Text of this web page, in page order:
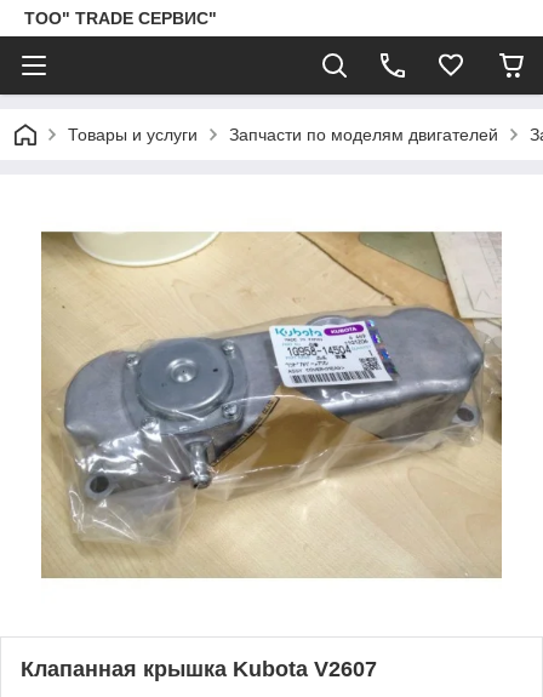
ТОО" TRADE СЕРВИС"
Товары и услуги Запчасти по моделям двигателей
Клапанная крышка Kubota V2607